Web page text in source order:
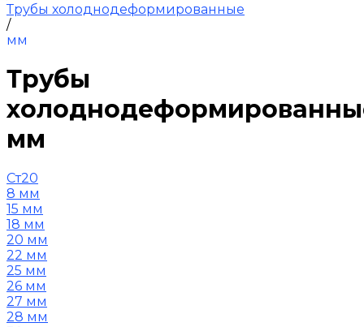
Трубы холоднодеформированные
/
мм
Трубы
мм
Ст20
8 мм
15 мм
18 мм
20 мм
22 мм
25 мм
26 мм
27 мм
28 мм